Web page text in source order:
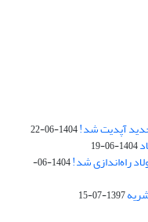
آپدیت شد!1404-06-22
1404-06-19
راه‌اندازی شد!
1404-06-
1397-07-15